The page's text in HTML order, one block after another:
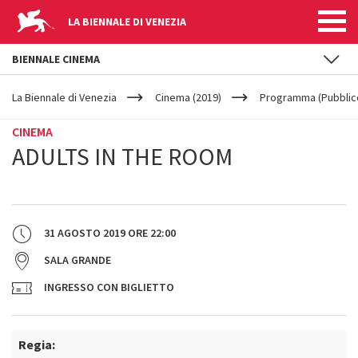
LA BIENNALE DI VENEZIA
YOUR
ARE
La Biennale di Venezia Cinema (2019) Programma
CINEMA
ADULTS IN THE ROOM
31 AGOSTO 2019 ORE 22:00
SALA GRANDE
INGRESSO CON BIGLIETTO
Regia:
BIENNALE CINEMA